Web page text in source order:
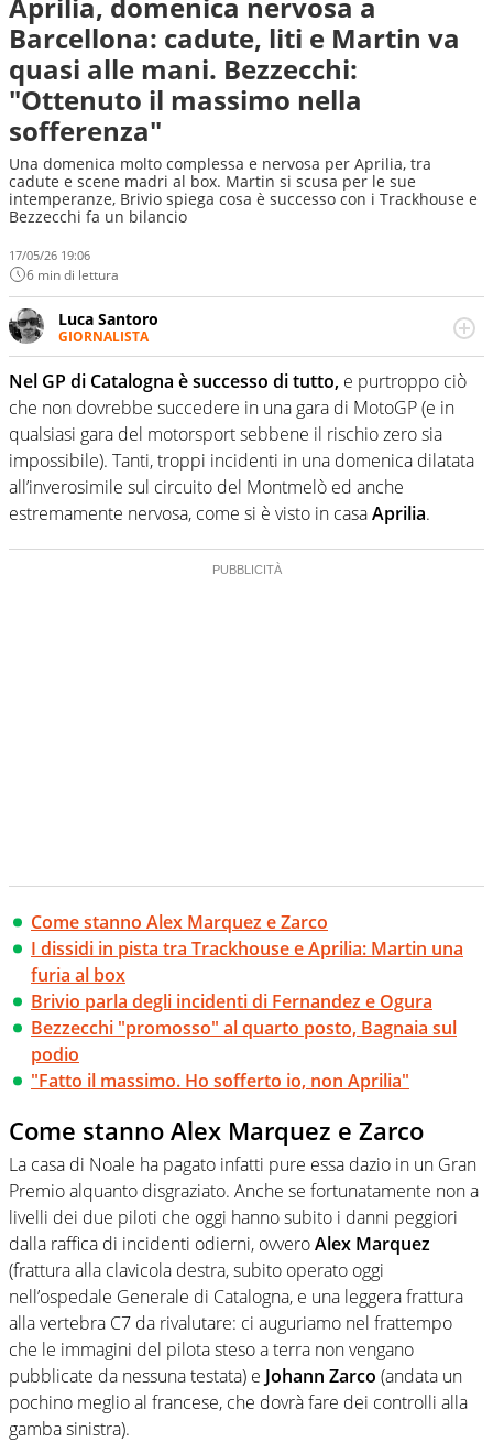
Barcellona: cadute, liti e Martin va
quasi alle mani. Bezzecchi:
"Ottenuto il massimo nella
sofferenza"
Una domenica molto complessa e nervosa per Aprilia, tra
cadute e scene madri al box. Martin si scusa per le sue
intemperanze, Brivio spiega cosa è successo con i Trackhouse e
Bezzecchi fa un bilancio
17/05/26 19:06
6 min di lettura
Luca Santoro
GIORNALISTA
Esperto di Motorsport ma, più in generale, appassionato
di tutto ciò che sia Sport, anche senza il Motor. Dà il
meglio di sé quando la strada fa largo alle due o alle
quattro ruote
Nel GP di Catalogna è successo di tutto, e purtroppo ciò
che non dovrebbe succedere in una gara di MotoGP (e in
qualsiasi gara del motorsport sebbene il rischio zero sia
impossibile). Tanti, troppi incidenti in una domenica dilatata
all’inverosimile sul circuito del Montmelò ed anche
estremamente nervosa, come si è visto in casaAprilia.
Come stanno Alex Marquez e Zarco
I dissidi in pista tra Trackhouse e Aprilia: Martin una
furia al box
Brivio parla degli incidenti di Fernandez e Ogura
Bezzecchi "promosso" al quarto posto, Bagnaia sul
podio
"Fatto il massimo. Ho sofferto io, non Aprilia"
Come stanno Alex Marquez e Zarco
La casa di Noale ha pagato infatti pure essa dazio in un Gran
Premio alquanto disgraziato. Anche se fortunatamente non a
livelli dei due piloti che oggi hanno subito i danni peggiori
dalla raffica di incidenti odierni, ovveroAlex Marquez
(frattura alla clavicola destra, subito operato oggi
nell’ospedale Generale di Catalogna, e una leggera frattura
alla vertebra C7 da rivalutare: ci auguriamo nel frattempo
che le immagini del pilota steso a terra non vengano
pubblicate da nessuna testata) e Johann Zarco (andata un
pochino meglio al francese, che dovrà fare dei controlli alla
gamba sinistra).